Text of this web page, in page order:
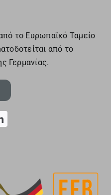
το Ευρωπαϊκό Ταμείο
από το
Γερμανίας.